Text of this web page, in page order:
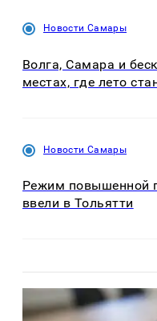
Новости Самары
Волга, Самара и
местах, где лето
Новости Самары
Режим повышенной
ввели в Тольятти